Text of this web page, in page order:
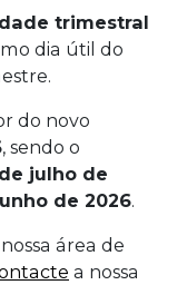
trimestral
dia útil do
do novo
, sendo o
de julho de
de 2026.
área de
a nossa